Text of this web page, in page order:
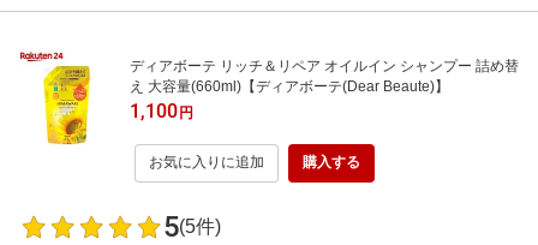
ディアボーテ リッチ＆リペア オイルイン シャンプー 詰め替
え 大容量(660ml)【ディアボーテ(Dear Beaute)】
1,100円
お気に入りに追加 購入する
5(5件)